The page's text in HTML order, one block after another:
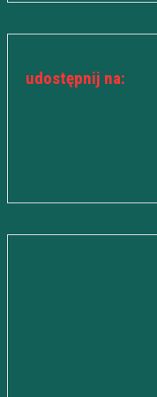
udostępnij na: